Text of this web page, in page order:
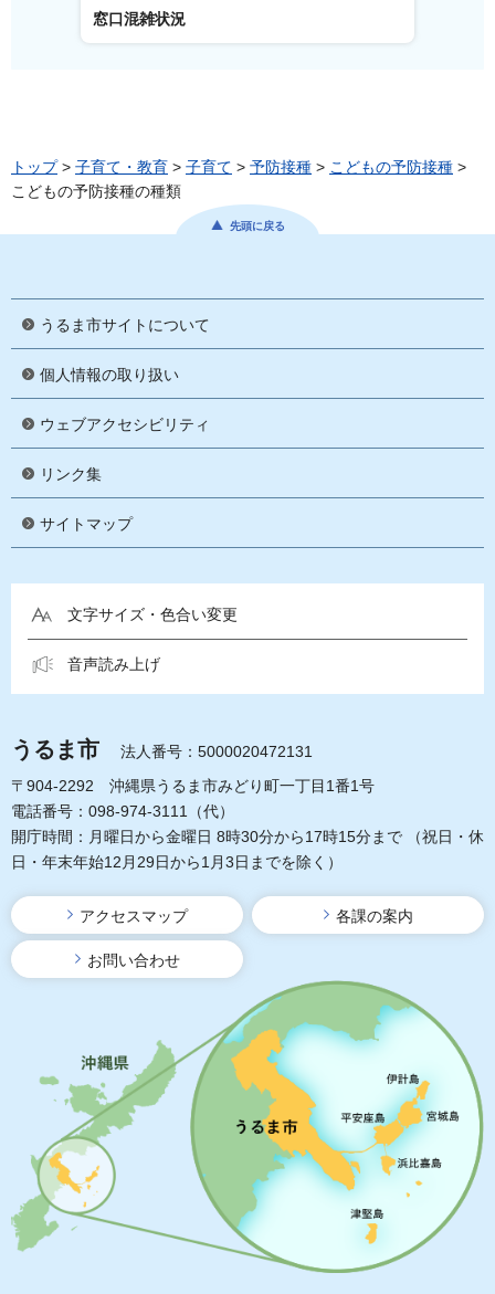
窓口混雑状況
トップ> 子育て・教育 > 子育て > 予防接種 > こどもの予防接種 >
こどもの予防接種の種類
先頭に戻る
うるま市サイトについて
個人情報の取り扱い
ウェブアクセシビリティ
リンク集
サイトマップ
文字サイズ・色合い変更
音声読み上げ
うるま市
法人番号：5000020472131
〒904-2292 沖縄県うるま市みどり町一丁目1番1号
電話番号：098-974-3111（代）
開庁時間：月曜日から金曜日 8時30分から17時15分まで
（祝日・休
日・年末年始12月29日から1月3日までを除く）
アクセスマップ 各課の案内
お問い合わせ